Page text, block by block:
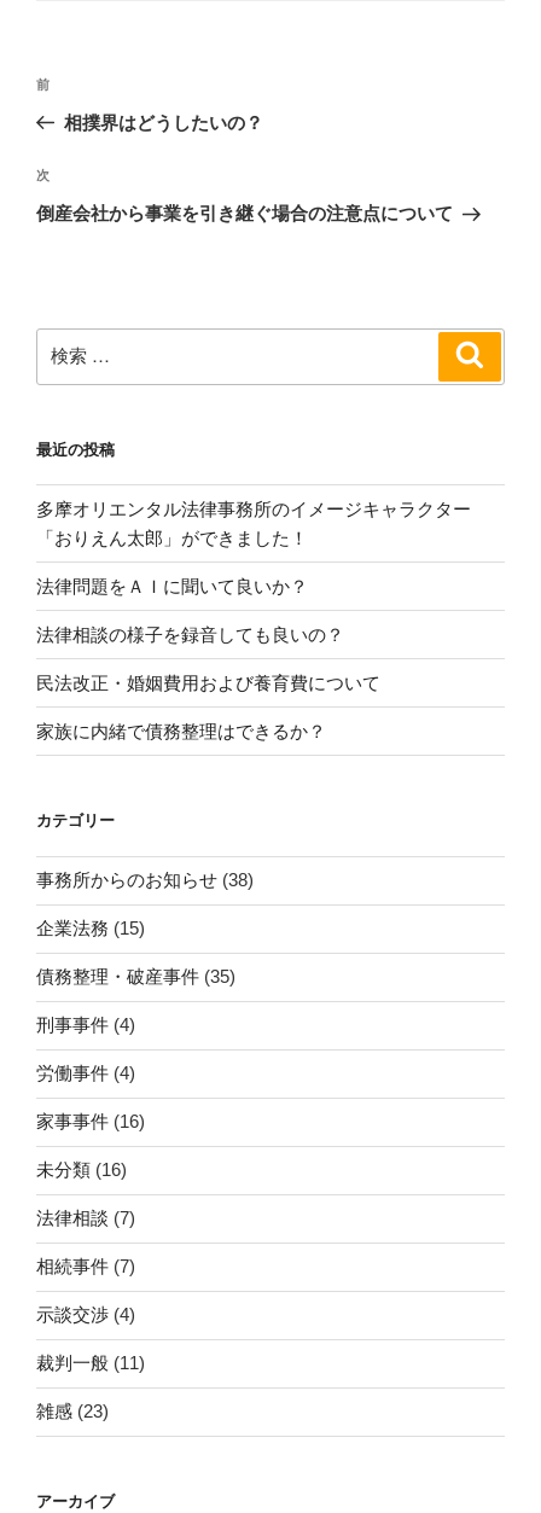
投
ビ
ゲ
ン
過
去
投
稿
前
相撲界はどうしたいの？
次
の
次
倒産会社から事業を引き継ぐ場合の注意点について
索:
最近の投稿
多摩オリエンタル法律事務所のイメージキャラクター
「おりえん太郎」ができました！
法律問題をＡＩに聞いて良いか？
法律相談の様子を録音しても良いの？
民法改正・婚姻費用および養育費について
家族に内緒で債務整理はできるか？
カテゴリー
事務所からのお知らせ (38)
企業法務 (15)
債務整理・破産事件 (35)
刑事事件 (4)
労働事件 (4)
家事事件 (16)
未分類 (16)
法律相談 (7)
相続事件 (7)
示談交渉 (4)
裁判一般 (11)
雑感 (23)
アーカイブ